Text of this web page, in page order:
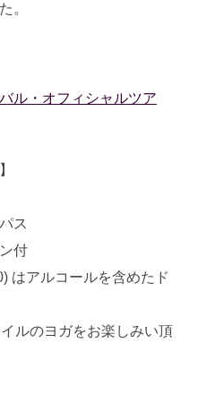
。
ル・オフィシャルツア
ス
付
はアルコールを含めたド
ルのヨガをお楽しみい頂